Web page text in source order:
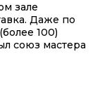
зале
Даже по
100)
союз мастера